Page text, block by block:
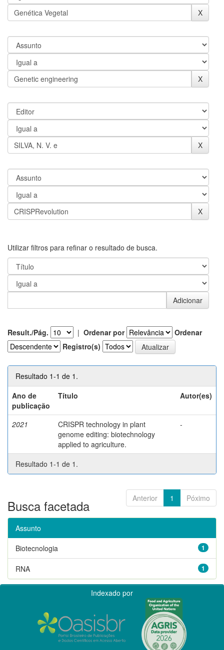
Utilizar filtros para refinar o resultado de busca.
Result./Pág. | Ordenar por
Ordenar
Registro(s)
Resultado 1-1 de 1.
Ano de
publicação
Título Autor(es)
2021
CRISPR technology in plant
genome editing: biotechnology
applied to agriculture.
-
Resultado 1-1 de 1.
Anterior 1 Póximo
Busca facetada
Assunto
1
Biotecnologia
1
RNA
Indexado por